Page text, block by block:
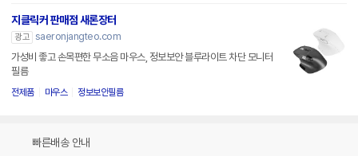
지클릭커 판매점 새론장터
광고 saeronjangteo.com
가성비 좋고 손목편한 무소음 마우스, 정보보안 블루라이트 차단 모니터
필름
전제품 마우스 정보보안필름
빠른배송 안내